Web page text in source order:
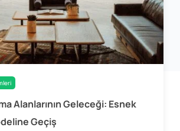
Alanlarının Geleceği: Esnek
Geçiş